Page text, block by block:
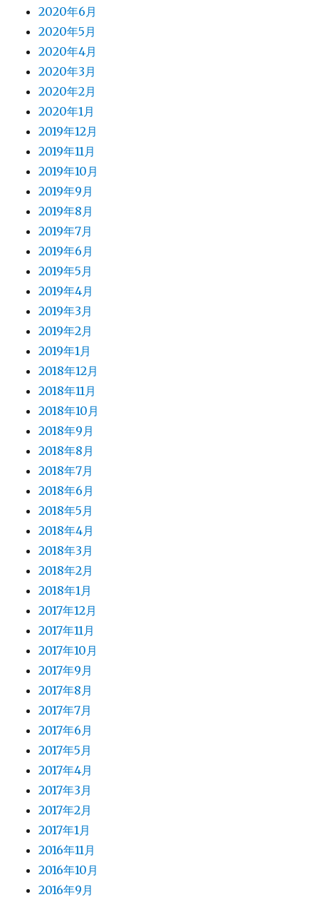
2020年6月
2020年5月
2020年4月
2020年3月
2020年2月
2020年1月
2019年12月
2019年11月
2019年10月
2019年9月
2019年8月
2019年7月
2019年6月
2019年5月
2019年4月
2019年3月
2019年2月
2019年1月
2018年12月
2018年11月
2018年10月
2018年9月
2018年8月
2018年7月
2018年6月
2018年5月
2018年4月
2018年3月
2018年2月
2018年1月
2017年12月
2017年11月
2017年10月
2017年9月
2017年8月
2017年7月
2017年6月
2017年5月
2017年4月
2017年3月
2017年2月
2017年1月
2016年11月
2016年10月
2016年9月